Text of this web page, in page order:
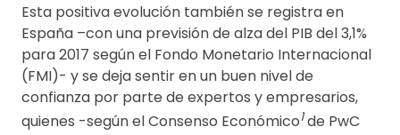
Esta positiva evolución también se registra en
España –con una previsión de alza del PIB del 3,1%
para 2017 según el Fondo Monetario Internacional
(FMI)- y se deja sentir en un buen nivel de
confianza por parte de expertos y empresarios,
quienes -según el Consenso Económico1de PwC